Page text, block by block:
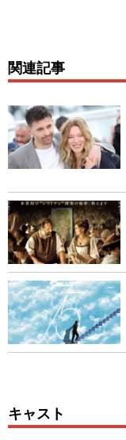
関連記事
キャスト